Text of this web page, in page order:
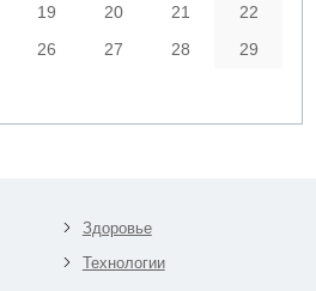
19 20 21
22
26 27 28
29
Здоровье
Технологии